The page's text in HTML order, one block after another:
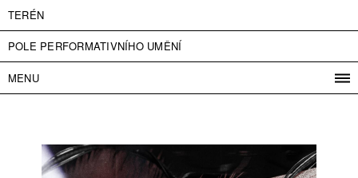
TERÉN
POLE PERFORMATIVNÍHO UMĚNÍ
MENU
KONTAKT